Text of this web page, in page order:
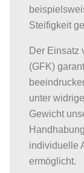
Steifigkeit
Der Einsatz
(GFK)
unter
Gewicht
individuelle
ermöglicht.